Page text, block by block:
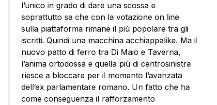
l’unico in grado di dare una scossa e
soprattutto sa che con la votazione on line
sulla piattaforma rimane il più popolare tra gli
iscritti. Quindi una macchina acchiappalike. Ma il
nuovo patto di ferro tra Di Maio e Taverna,
l’anima ortodossa e quella più di centrosinistra
riesce a bloccare per il momento l’avanzata
dell’ex parlamentare romano. Un fatto che ha
come conseguenza il rafforzamento